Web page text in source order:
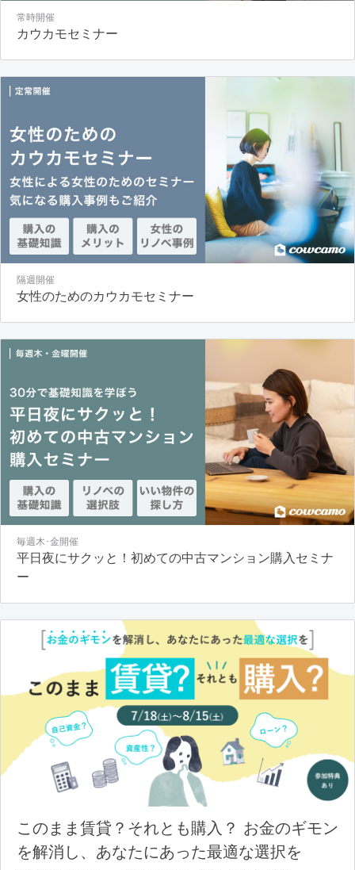
常時開催
カウカモセミナー
隔週開催
女性のためのカウカモセミナー
毎週木･金開催
平日夜にサクッと！初めての中古マンション購入セミナ
ー
このまま賃貸？それとも購入？ お金のギモン
を解消し、あなたにあった最適な選択を